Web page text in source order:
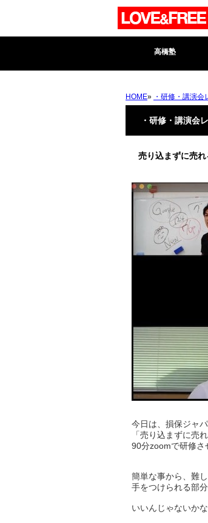
高橋塾
HOME» ・研修・講演会
・研修・講演会
売り込まずに売れ
今日は、損保ジャ
「売り込まずに売
90分zoomで研修さ
簡単な事から、難
手をつけられる部
いいんじゃないかな